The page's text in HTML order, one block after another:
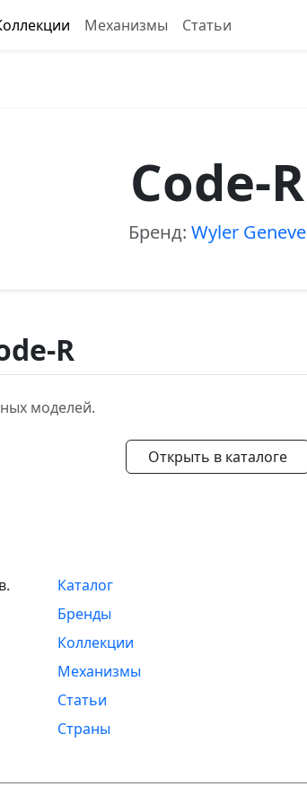
Механизмы Статьи
Code-R
Бренд: Wyler Geneve
R
моделей.
Открыть в каталоге
Каталог
Бренды
Коллекции
Механизмы
Статьи
Страны